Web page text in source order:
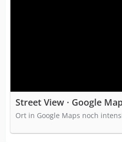
Street View · Google
Ort in Google Maps noch